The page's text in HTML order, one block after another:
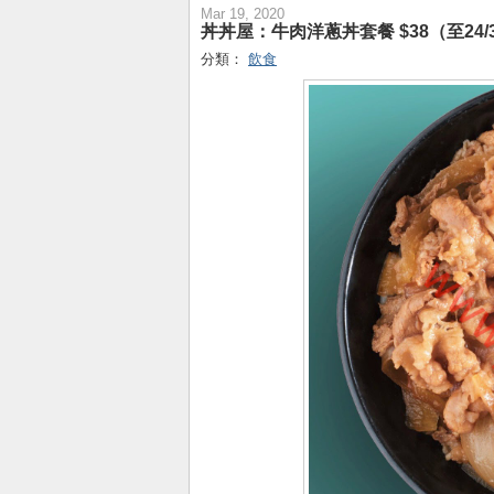
Mar 19, 2020
丼丼屋：牛肉洋蔥丼套餐 $38（至24/
分類： 飲食